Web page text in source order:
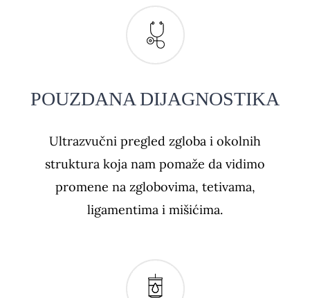
POUZDANA DIJAGNOSTIKA
Ultrazvučni pregled zgloba i okolnih
struktura koja nam pomaže da vidimo
promene na zglobovima, tetivama,
ligamentima i mišićima.